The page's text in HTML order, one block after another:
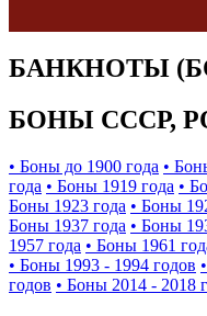
БАНКНОТЫ
БОНЫ СССР,
• Боны до 1900 года •
года • Боны 1919 года •
Боны 1923 года • Боны
Боны 1937 года • Боны
1957 года • Боны 1961
• Боны 1993 - 1994 годов
годов • Боны 2014 -